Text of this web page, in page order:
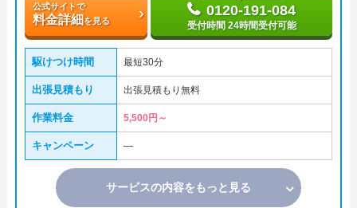
公式サイトで
料金詳細を見る
0120-191-084
受付時間 24時間受付可能
駆けつけ時間 最短30分
出張見積もり 出張見積もり無料
作業料金 5,500円～
キャンペーン ―
サービスの内容をもっと見る